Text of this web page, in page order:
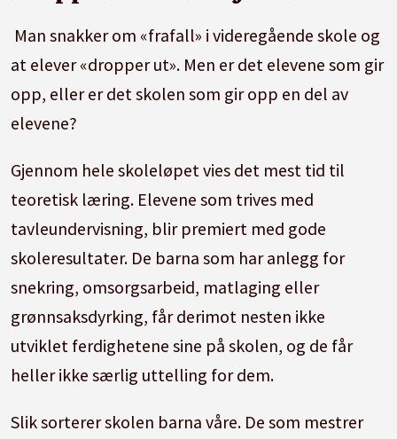
Man snakker om «frafall» i videregående skole og
at elever «dropper ut». Men er det elevene som gir
opp, eller er det skolen som gir opp en del av
elevene?
Gjennom hele skoleløpet vies det mest tid til
teoretisk læring. Elevene som trives med
tavleundervisning, blir premiert med gode
skoleresultater. De barna som har anlegg for
snekring, omsorgsarbeid, matlaging eller
grønnsaksdyrking, får derimot nesten ikke
utviklet ferdighetene sine på skolen, og de får
heller ikke særlig uttelling for dem.
Slik sorterer skolen barna våre. De som mestrer